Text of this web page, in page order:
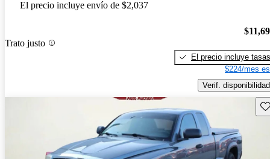
El precio incluye envío de $2,037
Trato justo
El precio incluye tasas
$224/mes
Verif. disponibilidad